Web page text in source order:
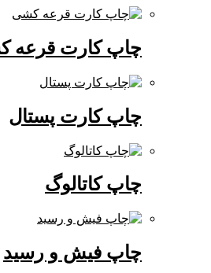
چاپ کارت قرعه کشی
چاپ کارت پستال
چاپ کاتالوگ
چاپ فیش و رسید